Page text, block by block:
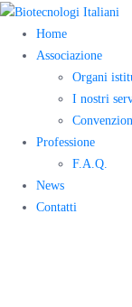
Home
Associazione
Organi
I nostri
Professione
F.A.Q.
News
Contatti